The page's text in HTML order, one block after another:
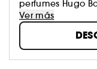
perfumes Hugo
modernidad
diseño
sobriedad. Ya
identificarás con
sofisticadas
Ver más